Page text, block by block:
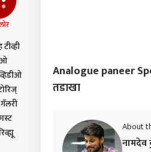
Analogue paneer
तडाखा
About
नामदेव